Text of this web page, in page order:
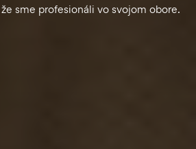
sme profesionáli vo svojom obore.